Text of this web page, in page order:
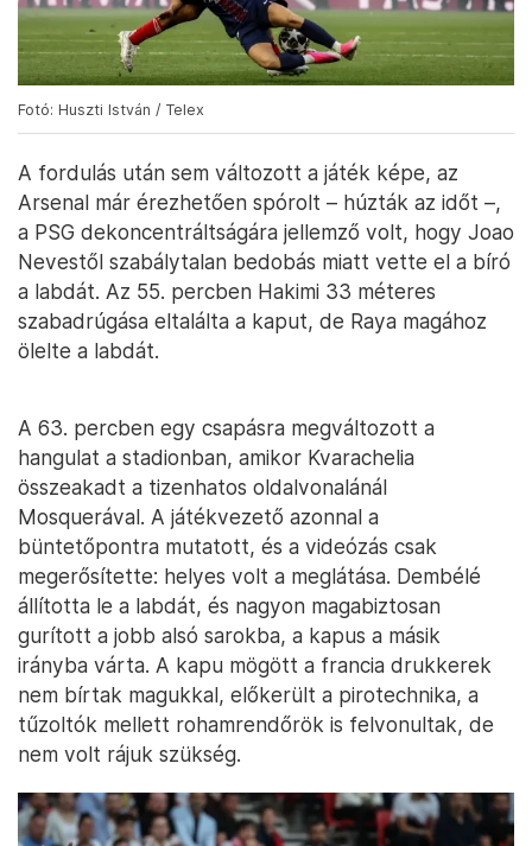
Fotó: Huszti István / Telex
A fordulás után sem változott a játék képe, az
Arsenal már érezhetően spórolt – húzták az időt –,
a PSG dekoncentráltságára jellemző volt, hogy Joao
Nevestől szabálytalan bedobás miatt vette el a bíró
a labdát. Az 55. percben Hakimi 33 méteres
szabadrúgása eltalálta a kaput, de Raya magához
ölelte a labdát.
A 63. percben egy csapásra megváltozott a
hangulat a stadionban, amikor Kvarachelia
összeakadt a tizenhatos oldalvonalánál
Mosquerával. A játékvezető azonnal a
büntetőpontra mutatott, és a videózás csak
megerősítette: helyes volt a meglátása. Dembélé
állította le a labdát, és nagyon magabiztosan
gurított a jobb alsó sarokba, a kapus a másik
irányba várta. A kapu mögött a francia drukkerek
nem bírtak magukkal, előkerült a pirotechnika, a
tűzoltók mellett rohamrendőrök is felvonultak, de
nem volt rájuk szükség.